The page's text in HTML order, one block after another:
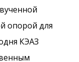
опорой для
КЭАЗ